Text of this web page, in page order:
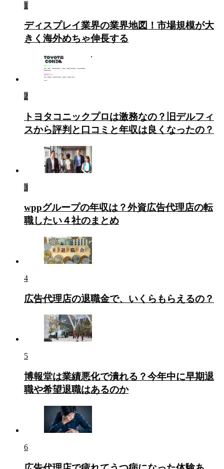
1
ディスプレイ業界の業界地図！市場規模が大
きく海外めちゃ伸長する
2
トヨタコニックプロは激務なの？旧デルフィ
スから評判と口コミと年収は良くなったの？
3
wppグループの年収は？外資広告代理店の転
職したい４社のまとめ
4
広告代理店の退職金で、いくらもらえるの？
5
博報堂は業績悪化で潰れる？今年中に早期退
職や希望退職はあるのか
6